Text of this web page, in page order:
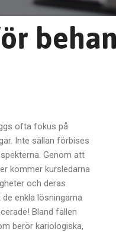
ofta fokus på
Inte sällan förbises
Genom att
kommer kursledarna
och deras
enkla lösningarna
Bland fallen
berör kariologiska,